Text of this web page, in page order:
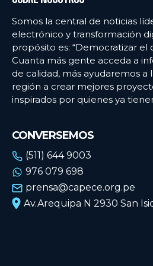
Somos la central de noticias
electrónico y transformación
propósito es: “Democratizar el
Cuanta más gente acceda a
de calidad, más ayudaremos a
región a crear mejores
inspirados por quienes ya
CONVERSEMOS
(511) 644 9003
976 079 698
prensa@capece.org.pe
Av.Arequipa N 2930 San